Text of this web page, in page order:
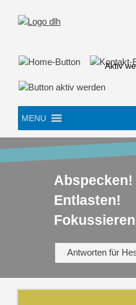
Aktiv
MENU
Abspecken!
Entlasten!
Antworten für